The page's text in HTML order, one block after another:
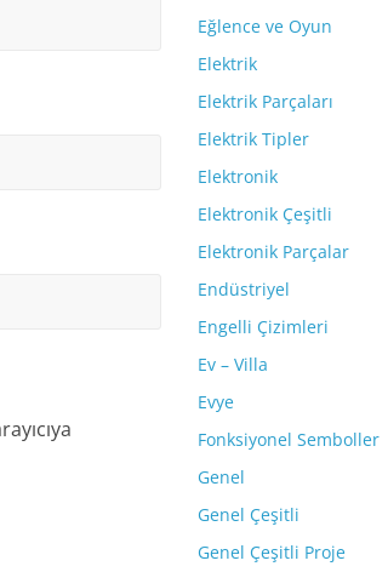
Eğlence ve Oyun
Elektrik
Elektrik Parçaları
Elektrik Tipler
Elektronik
Elektronik Çeşitli
Elektronik Parçalar
Endüstriyel
Engelli Çizimleri
Ev – Villa
Evye
Fonksiyonel Semboller
Genel
Genel Çeşitli
Genel Çeşitli Proje